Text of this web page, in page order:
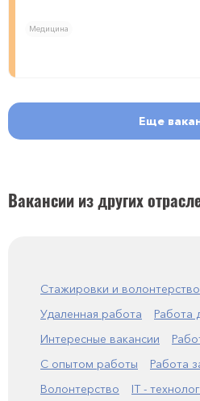
Медицина
Еще
Вакансии из других
Стажировки и волонтерство
Удаленная работа
Работа
Интересные вакансии
С опытом работы
Работа
Волонтерство
IT -